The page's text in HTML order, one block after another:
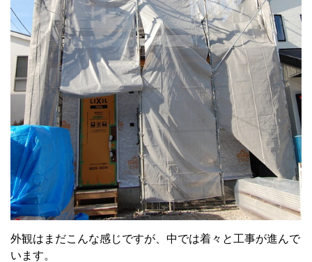
外観はまだこんな感じですが、中では着々と工事が進んで
います。